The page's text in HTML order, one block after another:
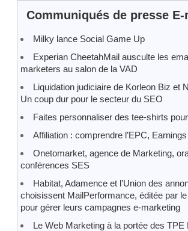
Communiqués de presse
Milky lance Social Game Up
Experian CheetahMail ausculte les
marketers au salon de la VAD
Liquidation judiciaire de Korleon Biz et
Un coup dur pour le secteur du SEO
Faites personnaliser des tee-shirts
Affiliation : comprendre l’EPC,
Onetomarket, agence de Marketing,
conférences SES
Habitat, Adamence et l’Union des
choisissent MailPerformance, éditée par
pour gérer leurs campagnes e-marketing
Le Web Marketing à la portée des TPE